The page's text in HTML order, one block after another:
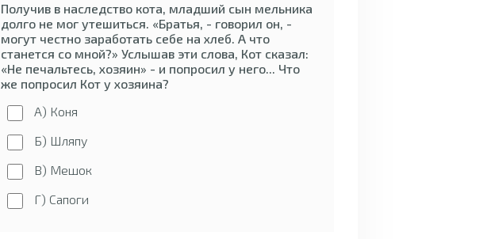
Получив в наследство кота, младший сын мельника
долго не мог утешиться. «Братья, - говорил он, -
могут честно заработать себе на хлеб. А что
станется со мной?» Услышав эти слова, Кот сказал:
«Не печальтесь, хозяин» - и попросил у него... Что
же попросил Кот у хозяина?
А) Коня
Б) Шляпу
В) Мешок
Г) Сапоги